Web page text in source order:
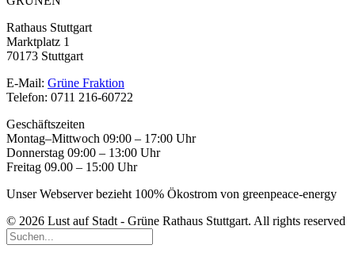
Rathaus Stuttgart
Marktplatz 1
70173 Stuttgart
E-Mail: Grüne Fraktion
Telefon: 0711 216-60722
Geschäftszeiten
Montag–Mittwoch 09:00 – 17:00 Uhr
Donnerstag 09:00 – 13:00 Uhr
Freitag 09.00 – 15:00 Uhr
Unser Webserver bezieht 100% Ökostrom von greenpeace-energy
© 2026 Lust auf Stadt - Grüne Rathaus Stuttgart. All rights reserved